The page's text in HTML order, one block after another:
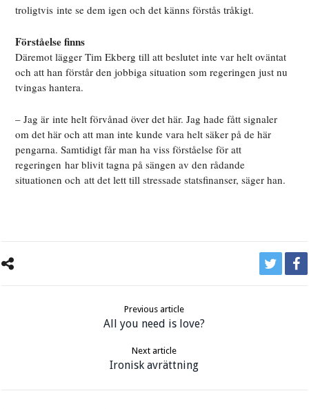
troligtvis inte se dem igen och det känns förstås tråkigt.
Förståelse finns
Däremot lägger Tim Ekberg till att beslutet inte var helt oväntat
och att han förstår den jobbiga situation som regeringen just nu
tvingas hantera.
– Jag är inte helt förvånad över det här. Jag hade fått signaler
om det här och att man inte kunde vara helt säker på de här
pengarna. Samtidigt får man ha viss förståelse för att
regeringen har blivit tagna på sängen av den rådande
situationen ochatt det lett till stressadestatsfinanser, säger han.
Previous article
All you need is love?
Next article
Ironisk avrättning